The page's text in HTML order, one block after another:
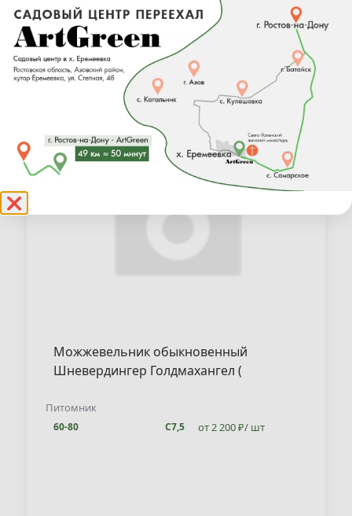
❌
Для отображения индивидуальных цен на
сайте перейдите в
Личный кабинет
Найдено 11 товаров
Можжевельник обыкновенный
Шневердингер Голдмахангел (
Goldmach." )
Питомник
60-80 С7,5 от 2 200 ₽/ шт